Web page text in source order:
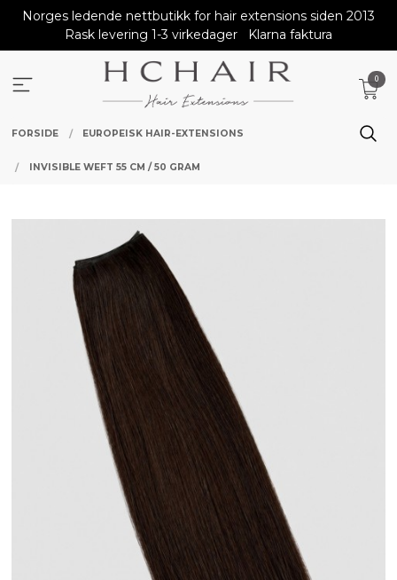
Norges ledende nettbutikk for hair extensions siden 2013
Rask levering 1-3 virkedager
Klarna faktura
0
FORSIDE EUROPEISK HAIR-EXTENSIONS
INVISIBLE WEFT 55 CM / 50 GRAM